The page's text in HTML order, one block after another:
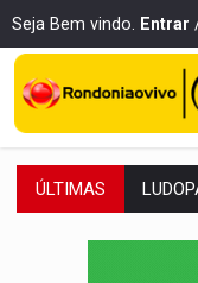
Seja Bem vindo. Entrar
ÚLTIMAS
OVNIS